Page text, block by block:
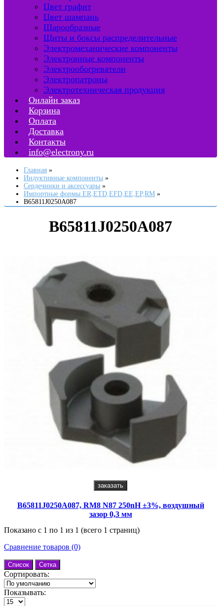
Цвет графит
Цвет шампань
Шарообразные
Щиты и боксы распределительные
Электромеханические компоненты
Электронные компоненты
Электрообогреватели
Электропатроны
Электротехническая продукция
Онлайн заказ
Корзина
Оплата
Доставка
Контакты
info@electrony.ru
Главная
Индуктивные компоненты
Сердечники и аксессуары
Импортные формы ER,ETD,EFD,EE,EP,RM
B65811J0250A087
B65811J0250A087
заказать
B65811J0250A087, RM8 N87 250nH ±3%, воздушный
зазор 0,3 мм
Показано с 1 по 1 из 1 (всего 1 страниц)
Сравнение товаров (0)
Список Сетка
Сортировать:
Показывать: